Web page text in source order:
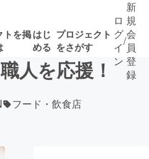
トを掲はじ
める
プロジェクト
をさがす
ロ
グ
イ
ン
/
新
規
会
員
登
録
人を応援！
フード・飲食店